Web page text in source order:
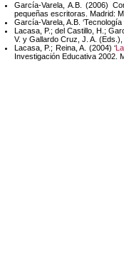
García-Varela, A.B. (2006)
pequeñas escritoras. Madrid:
García-Varela, A.B.
Lacasa, P.; del Castillo, H.;
V. y Gallardo Cruz, J. A.
Lacasa, P.; Reina, A. (2004) ‘
Investigación Educativa 2002.